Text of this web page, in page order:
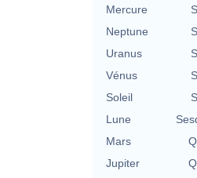
Mercure
Neptune
Uranus
Vénus
Soleil
Lune
Mars
Jupiter